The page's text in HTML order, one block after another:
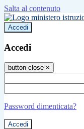
Salta al contenuto
Accedi
Accedi
button close ×
Password dimenticata?